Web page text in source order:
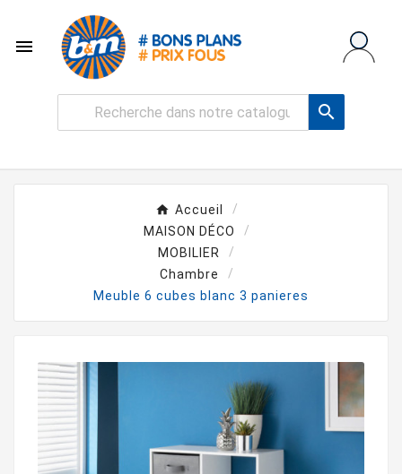


Accueil
MAISON DÉCO
MOBILIER
Chambre
Meuble 6 cubes blanc 3 panieres